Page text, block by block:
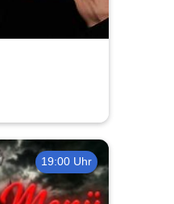
19:00 Uhr